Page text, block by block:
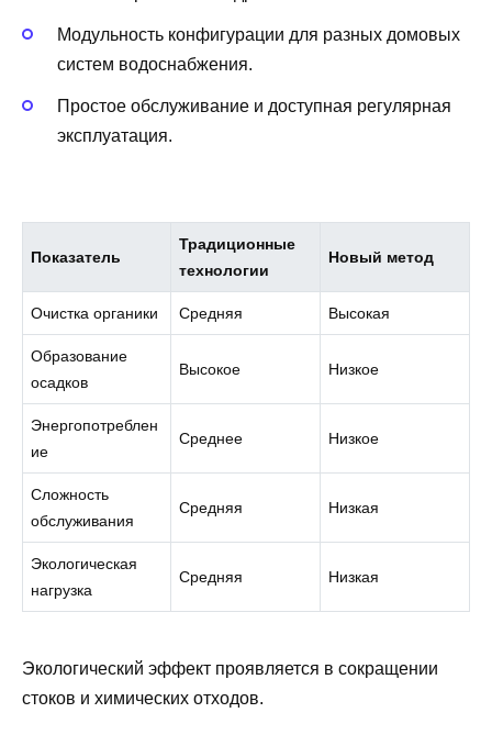
Модульность конфигурации для разных домовых
систем водоснабжения.
Простое обслуживание и доступная регулярная
эксплуатация.
Показатель
Традиционные
технологии
Новый метод
Очистка органики Средняя Высокая
Образование
осадков
Высокое Низкое
Энергопотреблен
ие
Среднее Низкое
Сложность
обслуживания
Средняя Низкая
Экологическая
нагрузка
Средняя Низкая
Экологический эффект проявляется в сокращении
стоков и химических отходов.